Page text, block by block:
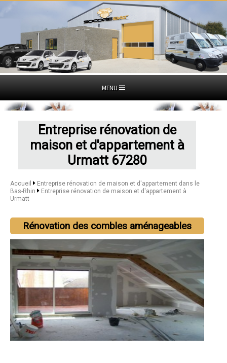
MENU
Entreprise rénovation de
maison et d'appartement à
Urmatt 67280
Accueil
Entreprise rénovation de maison et d'appartement dans le
Bas-Rhin
Entreprise rénovation de maison et d'appartement à
Urmatt
Rénovation des combles aménageables